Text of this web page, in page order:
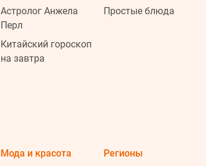
Астролог Анжела
Перл
Китайский гороскоп
на завтра
Простые блюда
Мода и красота Регионы